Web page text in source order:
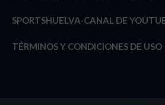
SPORTSHUELVA-CANAL DE
TÉRMINOS Y CONDICIONES DE USO